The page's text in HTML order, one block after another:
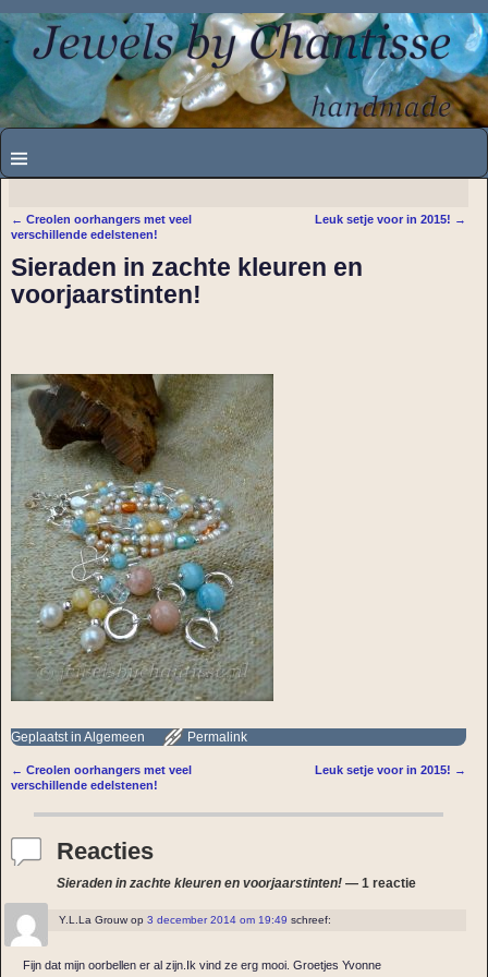
Bericht navigatie
← Creolen oorhangers met veel
verschillende edelstenen!
Leuk setje voor in 2015! →
Sieraden in zachte kleuren en
voorjaarstinten!
Geplaatst in Algemeen Permalink
Bericht navigatie
← Creolen oorhangers met veel
verschillende edelstenen!
Leuk setje voor in 2015! →
Reacties
Sieraden in zachte kleuren en voorjaarstinten!— 1 reactie
Y.L.La Grouwop 3 december 2014 om 19:49 schreef:
Fijn dat mijn oorbellen er al zijn.Ik vind ze erg mooi. Groetjes Yvonne